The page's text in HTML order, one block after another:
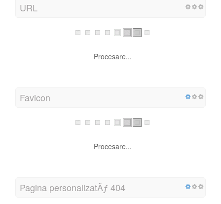
URL
Procesare...
Favicon
Procesare...
Pagina personalizatÄƒ 404